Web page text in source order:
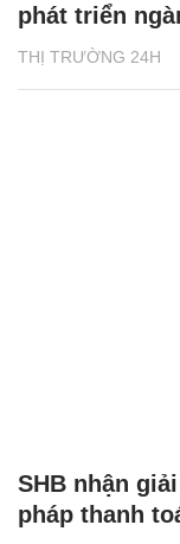
THỊ TRƯỜNG 24H
phát triển
SHB nhận
pháp thanh